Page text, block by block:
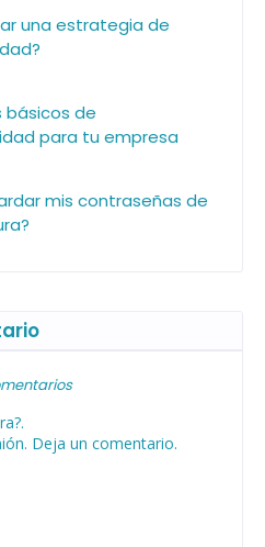
una estrategia de
básicos de
para tu empresa
mis contraseñas de
Deja un comentario.